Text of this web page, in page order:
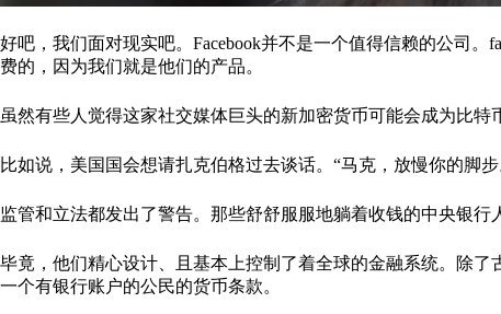
好吧，我们面对现实吧。Facebook并不是一个值得信赖的公司
费的，因为我们就是他们的产品。
虽然有些人觉得这家社交媒体巨头的新加密货币可能会成为比
比如说，美国国会想请扎克伯格过去谈话。“马克，放慢你的脚
监管和立法都发出了警告。那些舒舒服服地躺着收钱的中央银行
毕竟，他们精心设计、且基本上控制了着全球的金融系统。除
一个有银行账户的公民的货币条款。